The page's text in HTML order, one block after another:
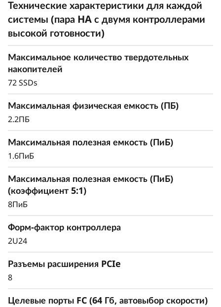
перехода от гибридных/ HDD к полностью
флэш-памяти.
Масштабируемость и гибкость для
удовлетворения динамических потребностей в
хранении данных
кластере без сбоев, вы можете увеличить
емкость хранилища и устранить
емкость для блочных, файловых и объектных
Технические характеристики для каждой
системы (пара HA с двумя контроллерами
высокой готовности)
Максимальное количество твердотельных
накопителей
72 SSDs
Максимальная физическая емкость (ПБ)
2.2ПБ
Максимальная полезная емкость (ПиБ)
1.6ПиБ
Максимальная полезная емкость (ПиБ)
(коэффициент 5:1)
8ПиБ
Форм-фактор контроллера
2U24
Разъемы расширения PCIe
8
Целевые порты FC (64 Гб, автовыбор скорости)